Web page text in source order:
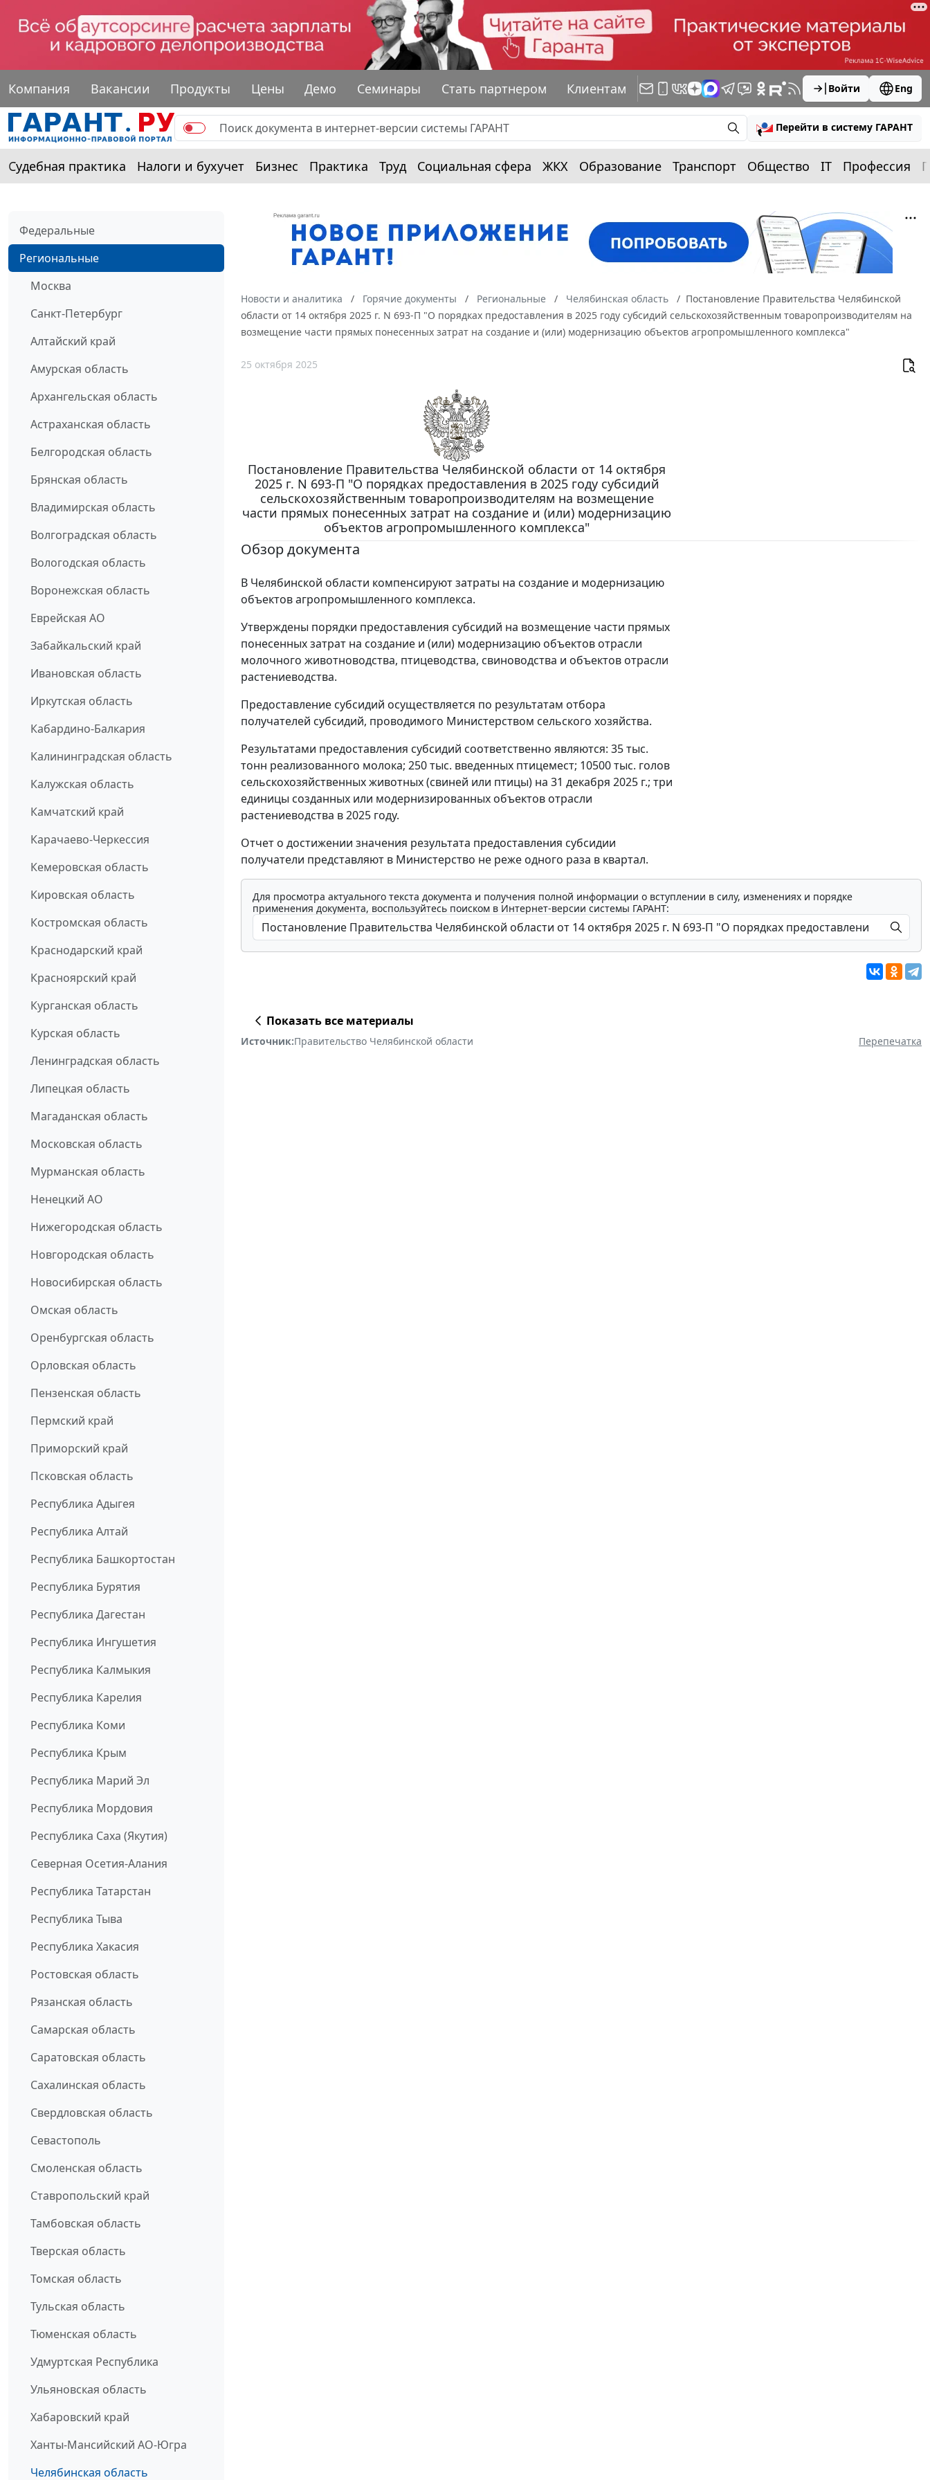
Компания Вакансии Продукты Цены Демо Семинары Стать партнером Клиентам Войти Eng
Перейти в систему ГАРАНТ
Судебная практика Налоги и бухучет Бизнес Практика Труд Социальная сфера ЖКХ Образование Транспорт Общество IT Профессия
Федеральные
Региональные
Москва
Санкт-Петербург
Алтайский край
Амурская область
Архангельская область
Астраханская область
Белгородская область
Брянская область
Владимирская область
Волгоградская область
Вологодская область
Воронежская область
Еврейская АО
Забайкальский край
Ивановская область
Иркутская область
Кабардино-Балкария
Калининградская область
Калужская область
Камчатский край
Карачаево-Черкессия
Кемеровская область
Кировская область
Костромская область
Краснодарский край
Красноярский край
Курганская область
Курская область
Ленинградская область
Липецкая область
Магаданская область
Московская область
Мурманская область
Ненецкий АО
Нижегородская область
Новгородская область
Новосибирская область
Омская область
Оренбургская область
Орловская область
Пензенская область
Пермский край
Приморский край
Псковская область
Республика Адыгея
Республика Алтай
Республика Башкортостан
Республика Бурятия
Республика Дагестан
Республика Ингушетия
Республика Калмыкия
Республика Карелия
Республика Коми
Республика Крым
Республика Марий Эл
Республика Мордовия
Республика Саха (Якутия)
Северная Осетия-Алания
Республика Татарстан
Республика Тыва
Республика Хакасия
Ростовская область
Рязанская область
Самарская область
Саратовская область
Сахалинская область
Свердловская область
Севастополь
Смоленская область
Ставропольский край
Тамбовская область
Тверская область
Томская область
Тульская область
Тюменская область
Удмуртская Республика
Ульяновская область
Хабаровский край
Ханты-Мансийский АО-Югра
Челябинская область
Новости и аналитика Горячие документы Региональные Челябинская область
Постановление Правительства Челябинской
области от 14 октября 2025 г. N 693-П "О порядках предоставления в 2025 году субсидий сельскохозяйственным товаропроизводителям на
возмещение части прямых понесенных затрат на создание и (или) модернизацию объектов агропромышленного комплекса"
25 октября 2025
Постановление Правительства Челябинской области от 14 октября
2025 г. N 693-П "О порядках предоставления в 2025 году субсидий
сельскохозяйственным товаропроизводителям на возмещение
части прямых понесенных затрат на создание и (или) модернизацию
объектов агропромышленного комплекса"
Обзор документа
В Челябинской области компенсируют затраты на создание и модернизацию
объектов агропромышленного комплекса.
Утверждены порядки предоставления субсидий на возмещение части прямых
понесенных затрат на создание и (или) модернизацию объектов отрасли
молочного животноводства, птицеводства, свиноводства и объектов отрасли
растениеводства.
Предоставление субсидий осуществляется по результатам отбора
получателей субсидий, проводимого Министерством сельского хозяйства.
Результатами предоставления субсидий соответственно являются: 35 тыс.
тонн реализованного молока; 250 тыс. введенных птицемест; 10500 тыс. голов
сельскохозяйственных животных (свиней или птицы) на 31 декабря 2025 г.; три
единицы созданных или модернизированных объектов отрасли
растениеводства в 2025 году.
Отчет о достижении значения результата предоставления субсидии
получатели представляют в Министерство не реже одного раза в квартал.
Для просмотра актуального текста документа и получения полной информации о вступлении в силу, изменениях и порядке
применения документа, воспользуйтесь поиском в Интернет-версии системы ГАРАНТ:
Показать все материалы
Источник:Правительство Челябинской области Перепечатка